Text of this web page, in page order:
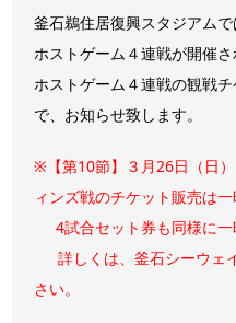
釜石鵜住居復興スタジアム
ホストゲーム４連戦が開催さ
ホストゲーム４連戦の観戦
で、お知らせ致します。
※【第10節】３月26日（日
ィンズ戦のチケット販売は一
4試合セット券も同様に一
詳しくは、釜石シーウェ
さい。